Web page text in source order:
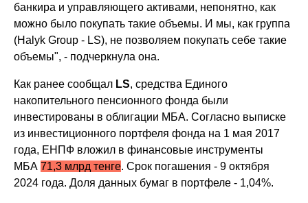
банкира и управляющего активами, непонятно, как
можно было покупать такие объемы. И мы, как группа
(Halyk Group - LS), не позволяем покупать себе такие
объемы", - подчеркнула она.
Как ранее сообщал LS, средства Единого
накопительного пенсионного фонда были
инвестированы в облигации МБА. Согласно выписке
из инвестиционного портфеля фонда на 1 мая 2017
года, ЕНПФ вложил в финансовые инструменты
МБА71,3 млрд тенге. Срок погашения - 9 октября
2024 года. Доля данных бумаг в портфеле - 1,04%.